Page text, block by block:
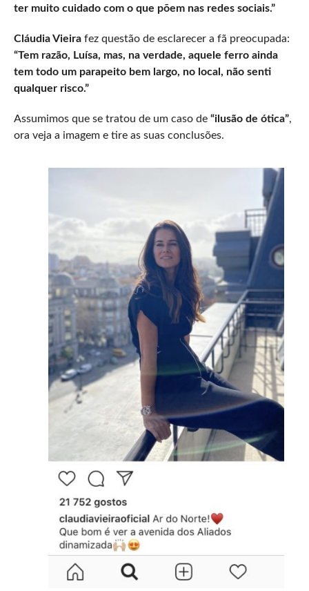
ter muito cuidado com o que põem nas redes sociais.”
Cláudia Vieirafez questão de esclarecer a fã preocupada:
“Tem razão, Luísa, mas, na verdade, aquele ferro ainda
tem todo um parapeito bem largo, no local, não senti
qualquer risco.”
Assumimos que se tratou de um caso de “ilusão de ótica”,
ora veja a imagem e tire as suas conclusões.